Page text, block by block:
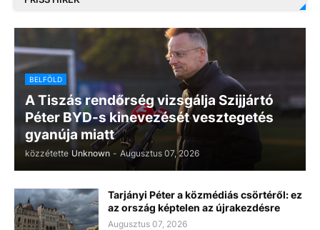
BELFÖLD
A Tiszás rendőrség vizsgálja Szijjártó
Péter BYD-s kinevezését vesztegetés
gyanúja miatt
közzétette Unknown - Augusztus 07, 2026
Tarjányi Péter a közmédiás csörtéről: ez
az ország képtelen az újrakezdésre
Augusztus 07, 2026